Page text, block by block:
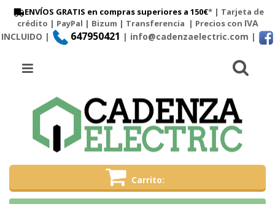
ENVÍOS GRATIS en compras superiores a 150€* | Tarjeta de
crédito | PayPal | Bizum | Transferencia | Precios con IVA
INCLUIDO |
647950421 | info@cadenzaelectric.com |
Carrito
Menú